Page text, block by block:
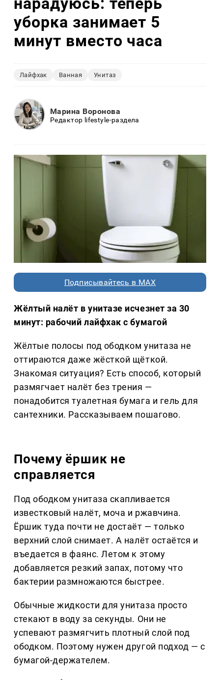
уборка занимает 5
минут вместо часа
Лайфхак Ванная Унитаз
Марина Воронова
Редактор lifestyle-раздела
Подписывайтесь в MAX
Жёлтый налёт в унитазе исчезнет за 30
минут: рабочий лайфхак с бумагой
Жёлтые полосы под ободком унитаза не
оттираются даже жёсткой щёткой.
Знакомая ситуация? Есть способ, который
размягчает налёт без трения —
понадобится туалетная бумага и гель для
сантехники. Рассказываем пошагово.
Почему ёршик не
справляется
Под ободком унитаза скапливается
известковый налёт, моча и ржавчина.
Ёршик туда почти не достаёт — только
верхний слой снимает. А налёт остаётся и
въедается в фаянс. Летом к этому
добавляется резкий запах, потому что
бактерии размножаются быстрее.
Обычные жидкости для унитаза просто
стекают в воду за секунды. Они не
успевают размягчить плотный слой под
ободком. Поэтому нужен другой подход — с
бумагой-держателем.